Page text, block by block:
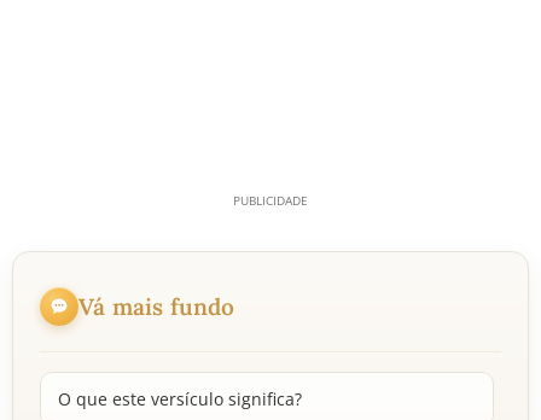
Vá mais fundo
O que este versículo significa?